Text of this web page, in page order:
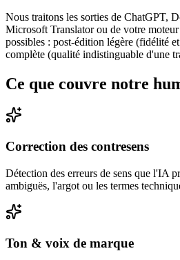
Nous traitons les sorties de ChatGPT,
Microsoft Translator ou de votre
possibles : post-édition légère (fidélité
complète (qualité indistinguable d'une
Ce que couvre notre
Correction des contresens
Détection des erreurs de sens que l'IA
ambiguës, l'argot ou les termes
Ton & voix de marque